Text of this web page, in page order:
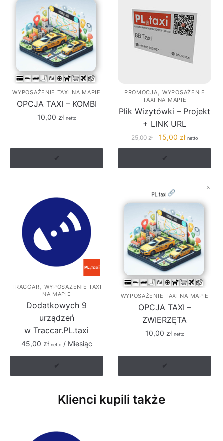
WYPOSAŻENIE TAXI NA MAPIE
OPCJA TAXI – KOMBI
10,00 zł netto
✔
PROMOCJA , WYPOSAŻENIE
TAXI NA MAPIE
Plik Wizytówki – Projekt
+ LINK URL
25,00zł
Pierwotna
cena
wynosiła:
25,00 zł.
15,00 złAktualna
cena
15,00 zł.
netto
✔
TRACCAR, WYPOSAŻENIE TAXI
NA MAPIE
Dodatkowych 9
urządzeń
w Traccar.PL.taxi
45,00 zł netto/ Miesiąc
✔
WYPOSAŻENIE TAXI NA MAPIE
OPCJA TAXI –
ZWIERZĘTA
10,00 zł netto
✔
Klienci kupili także